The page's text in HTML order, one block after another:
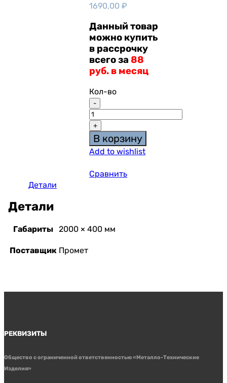
1690,00₽
Данный товар
можно купить
в рассрочку
всего за88
руб. в месяц
Кол-во
В корзину
Add to wishlist
Сравнить
Детали
Детали
Габариты 2000 × 400 мм
Поставщик Промет
РЕКВИЗИТЫ
Общество с ограниченной ответственностью «Металло-Технические
Изделия»